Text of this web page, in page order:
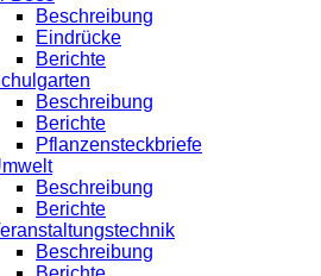
Beschreibung
Eindrücke
Berichte
Beschreibung
Berichte
Pflanzensteckbriefe
Beschreibung
Berichte
Beschreibung